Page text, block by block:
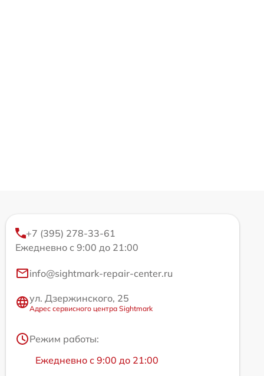
+7 (395) 278-33-61
Ежедневно с 9:00 до 21:00
info@sightmark-repair-center.ru
ул. Дзержинского, 25
Адрес сервисного центра Sightmark
Режим работы:
Ежедневно с 9:00 до 21:00